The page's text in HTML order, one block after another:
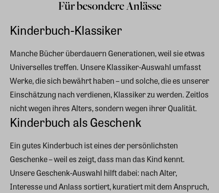
Für besondere Anlässe
Kinderbuch-Klassiker
Manche Bücher überdauern Generationen, weil sie etwas
Universelles treffen. Unsere Klassiker-Auswahl umfasst
Werke, die sich bewährt haben – und solche, die es unserer
Einschätzung nach verdienen, Klassiker zu werden. Zeitlos
nicht wegen ihres Alters, sondern wegen ihrer Qualität.
Kinderbuch als Geschenk
Ein gutes Kinderbuch ist eines der persönlichsten
Geschenke – weil es zeigt, dass man das Kind kennt.
Unsere Geschenk-Auswahl hilft dabei: nach Alter,
Interesse und Anlass sortiert, kuratiert mit dem Anspruch,